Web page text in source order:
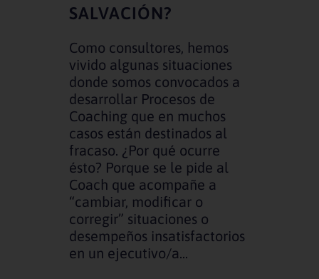
SALVACIÓN?
Como consultores, hemos
vivido algunas situaciones
donde somos convocados a
desarrollar Procesos de
Coaching que en muchos
casos están destinados al
fracaso. ¿Por qué ocurre
ésto? Porque se le pide al
Coach que acompañe a
“cambiar, modificar o
corregir” situaciones o
desempeños insatisfactorios
en un ejecutivo/a...